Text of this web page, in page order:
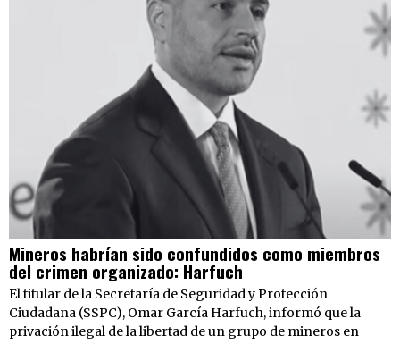
Mineros habrían sido confundidos como miembros
del crimen organizado: Harfuch
El titular de la Secretaría de Seguridad y Protección
Ciudadana (SSPC), Omar García Harfuch, informó que la
privación ilegal de la libertad de un grupo de mineros en